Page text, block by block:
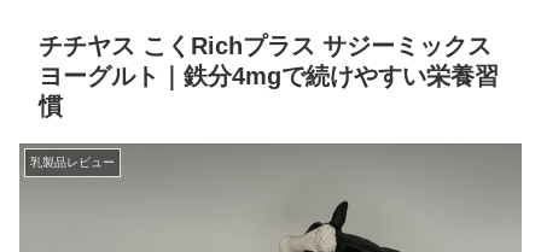
チチヤス こくRichプラス サジーミックス
ヨーグルト｜鉄分4mgで続けやすい栄養習
慣
乳製品レビュー